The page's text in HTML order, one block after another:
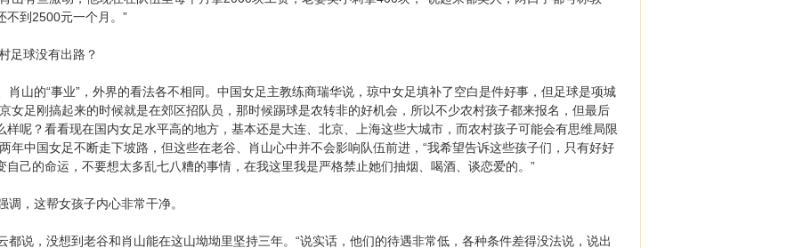
不到2500元一个月。”
球没有出路？
山的“事业”，外界的看法各不相同。中国女足主教练商瑞华说，琼中女足填补了空白是件好事，但足球是项城
女足刚搞起来的时候就是在郊区招队员，那时候踢球是农转非的好机会，所以不少农村孩子都来报名，但最后
样呢？看看现在国内女足水平高的地方，基本还是大连、北京、上海这些大城市，而农村孩子可能会有思维局限
年中国女足不断走下坡路，但这些在老谷、肖山心中并不会影响队伍前进，“我希望告诉这些孩子们，只有好好
自己的命运，不要想太多乱七八糟的事情，在我这里我是严格禁止她们抽烟、喝酒、谈恋爱的。”
，这帮女孩子内心非常干净。
说，没想到老谷和肖山能在这山坳坳里坚持三年。“说实话，他们的待遇非常低，各种条件差得没法说，说出